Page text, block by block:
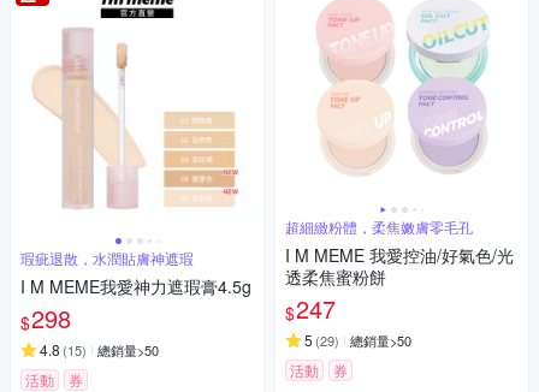
瑕疵退散，水潤貼膚神遮瑕
I M MEME我愛神力遮瑕膏4.5g
$298
4.8 (15) 總銷量>50
活動 券
超細緻粉體，柔焦嫩膚零毛孔
I M MEME 我愛控油/好氣色/光
透柔焦蜜粉餅
$247
5 (29) 總銷量>50
活動 券